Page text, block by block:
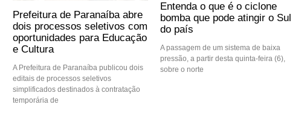
Prefeitura de Paranaíba abre
dois processos seletivos com
oportunidades para Educação
e Cultura
A Prefeitura de Paranaíba publicou dois
editais de processos seletivos
simplificados destinados à contratação
temporária de
Entenda o que é o ciclone
bomba que pode atingir o Sul
do país
A passagem de um sistema de baixa
pressão, a partir desta quinta-feira (6),
sobre o norte